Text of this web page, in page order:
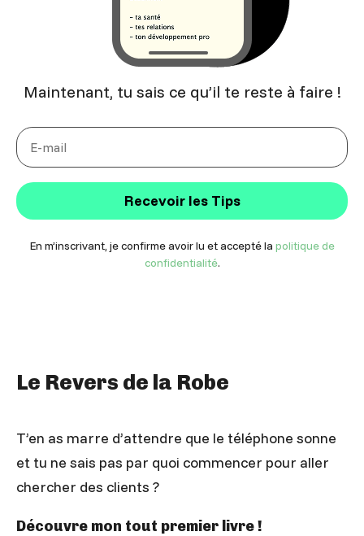
Maintenant, tu sais ce qu’il te reste à faire !
Recevoir les Tips
En m’inscrivant, je confirme avoir lu et accepté la politique de
confidentialité.
Le Revers de la Robe
T’en as marre d’attendre que le téléphone sonne
et tu ne sais pas par quoi commencer pour aller
chercher des clients ?
Découvre mon tout premier livre !